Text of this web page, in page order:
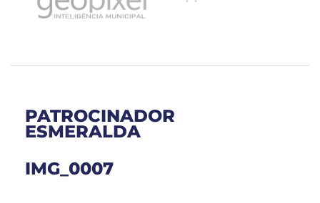
PATROCINADOR
ESMERALDA
IMG_0007